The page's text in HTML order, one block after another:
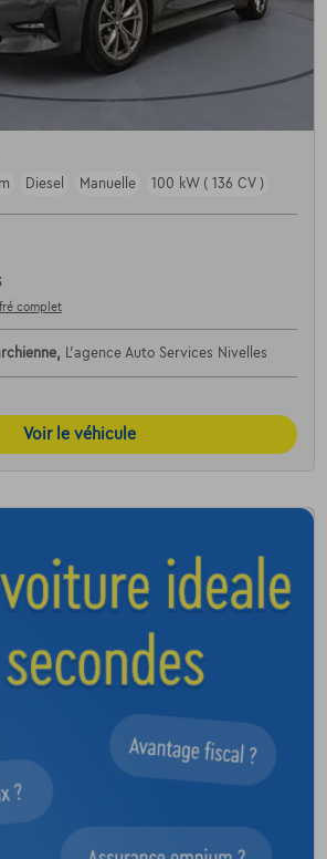
Diesel Manuelle 100 kW ( 136 CV )
complet
L'agence Auto Services Nivelles
Voir le véhicule